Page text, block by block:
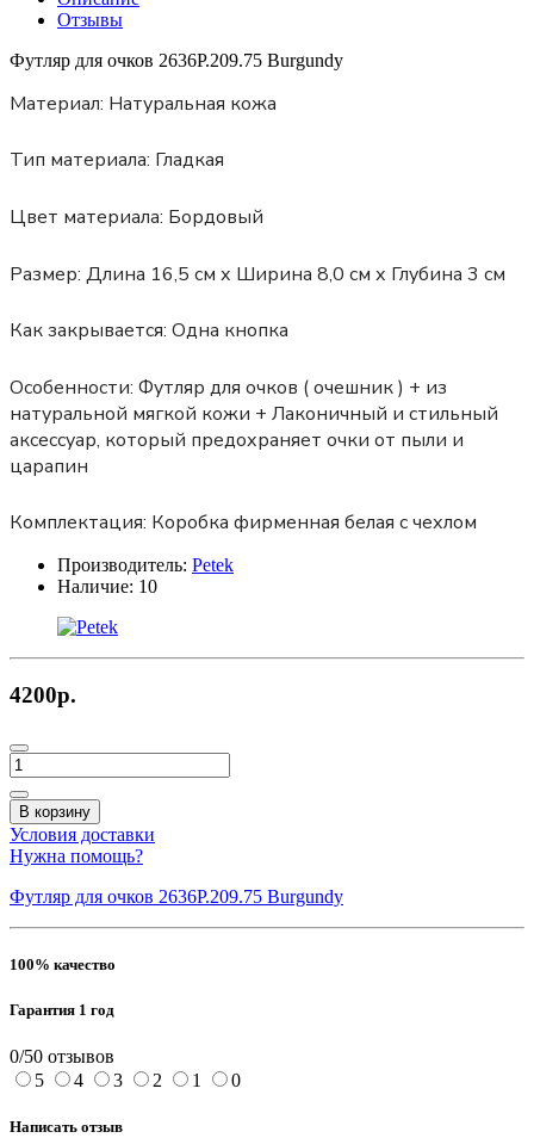
Отзывы
Футляр для очков 2636P.209.75 Burgundy
Материал: Натуральная кожа
Тип материала: Гладкая
Цвет материала: Бордовый
Размер: Длина 16,5 см х Ширина 8,0 см х Глубина 3 см
Как закрывается: Одна кнопка
Особенности: Футляр для очков ( очешник ) + из
натуральной мягкой кожи + Лаконичный и стильный
аксессуар, который предохраняет очки от пыли и
царапин
Комплектация: Коробка фирменная белая с чехлом
Производитель: Petek
Наличие: 10
4200р.
В корзину
Условия доставки
Нужна помощь?
Футляр для очков 2636P.209.75 Burgundy
100% качество
Гарантия 1 год
0/50 отзывов
5
4 3 2 1 0
Написать отзыв